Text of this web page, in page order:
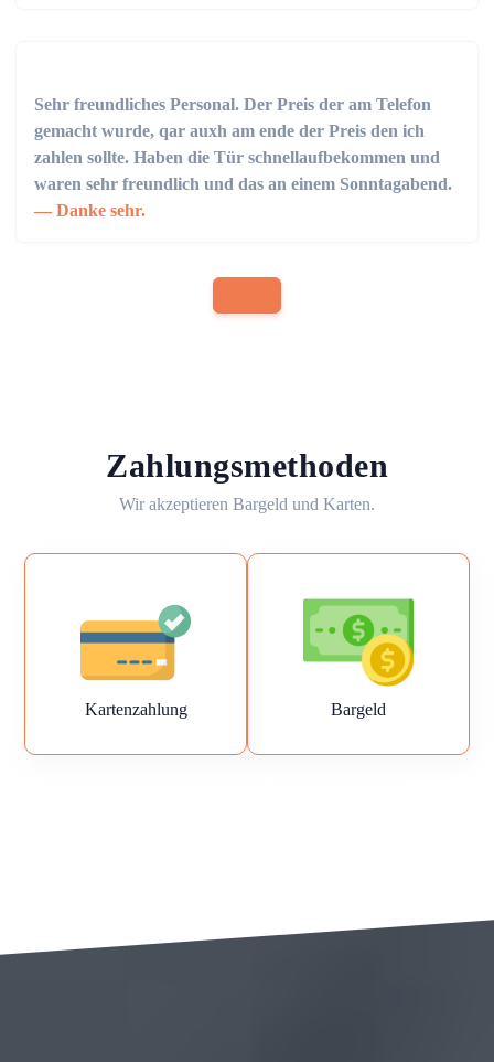
Sehr freundliches Personal. Der Preis der am Telefon
gemacht wurde, qar auxh am ende der Preis den ich
zahlen sollte. Haben die Tür schnellaufbekommen und
waren sehr freundlich und das an einem Sonntagabend.
Danke sehr.
Zahlungsmethoden
Wir akzeptieren Bargeld und Karten.
Kartenzahlung Bargeld